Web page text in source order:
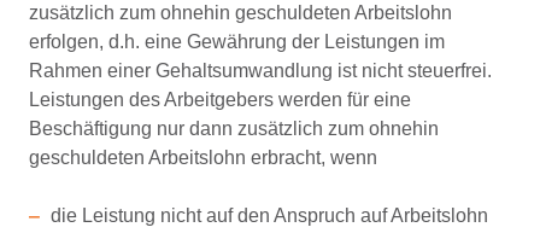
zusätzlich zum ohnehin geschuldeten Arbeitslohn
erfolgen, d.h. eine Gewährung der Leistungen im
Rahmen einer Gehaltsumwandlung ist nicht steuerfrei.
Leistungen des Arbeitgebers werden für eine
Beschäftigung nur dann zusätzlich zum ohnehin
geschuldeten Arbeitslohn erbracht, wenn
die Leistung nicht auf den Anspruch auf Arbeitslohn